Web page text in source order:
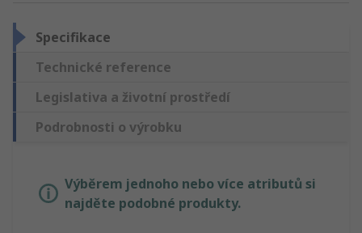
Specifikace
Technické reference
Legislativa a životní prostředí
Podrobnosti o výrobku
Výběrem jednoho nebo více atributů si
najděte podobné produkty.